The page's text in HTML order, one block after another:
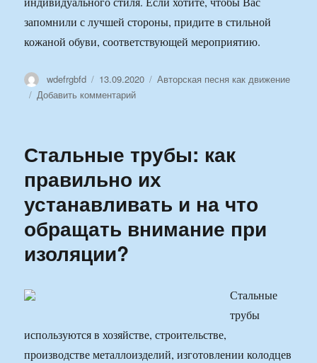
запомнили с лучшей стороны, придите в стильной
кожаной обуви, соответствующей мероприятию.
Автор
wdefrgbfd Опубликовано
13.09.2020 Рубрики
Авторская песня как движение
Добавить комментарийк
быть
мужская
обувь
и
как
ее
Стальные трубы: как
правильно их
устанавливать и на что
обращать внимание при
изоляции?
Стальные
трубы
используются в хозяйстве, строительстве,
производстве металлоизделий, изготовлении колодцев